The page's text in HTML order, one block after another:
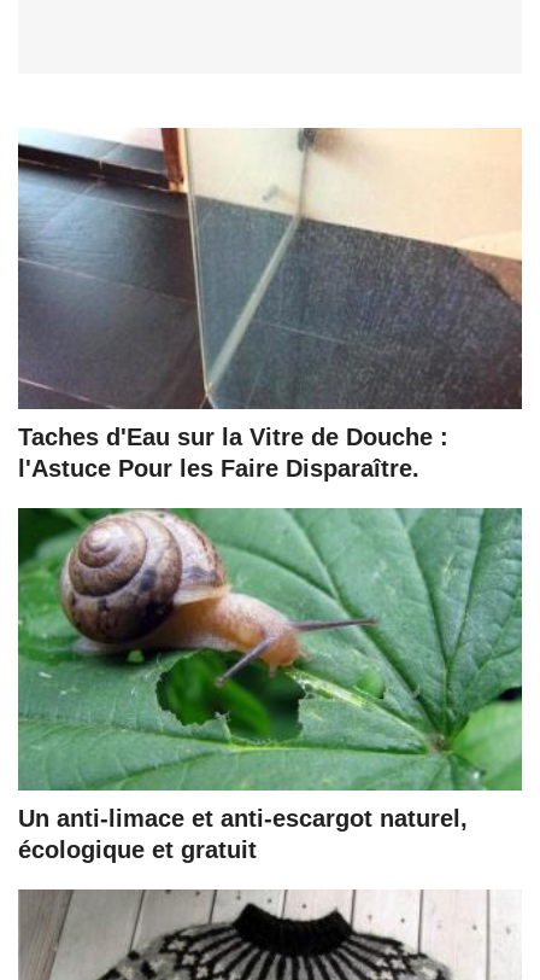
Taches d'Eau sur la Vitre de Douche :
l'Astuce Pour les Faire Disparaître.
Un anti-limace et anti-escargot naturel,
écologique et gratuit